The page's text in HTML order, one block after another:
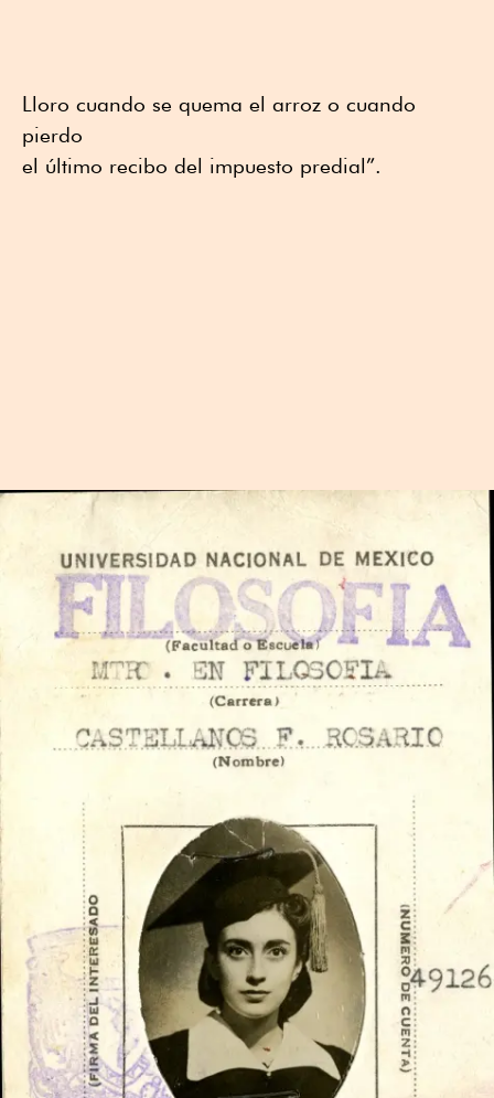
Lloro cuando se quema el arroz o cuando
pierdo
el último recibo del impuesto predial”.